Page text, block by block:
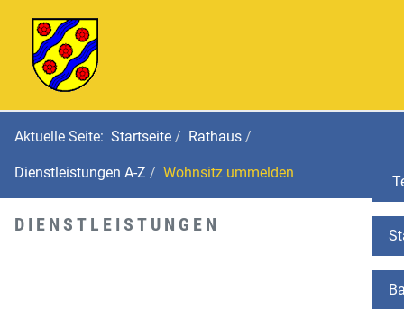
Aktuelle Seite: Startseite Rathaus
Dienstleistungen A-Z Wohnsitz ummelden
DIENSTLEISTUNGEN